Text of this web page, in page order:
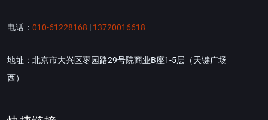
电话： 010-61228168 | 13720016618
地址：北京市大兴区枣园路29号院商业B座1-5层（天键广场
西）